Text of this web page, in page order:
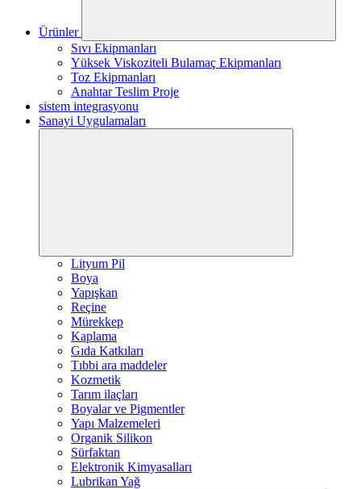
Ürünler
Sıvı Ekipmanları
Yüksek Viskoziteli Bulamaç Ekipmanları
Toz Ekipmanları
Anahtar Teslim Proje
sistem integrasyonu
Sanayi Uygulamaları
Lityum Pil
Boya
Yapışkan
Reçine
Mürekkep
Kaplama
Gıda Katkıları
Tıbbi ara maddeler
Kozmetik
Tarım ilaçları
Boyalar ve Pigmentler
Yapı Malzemeleri
Organik Silikon
Sürfaktan
Elektronik Kimyasalları
Lubrikan Yağ